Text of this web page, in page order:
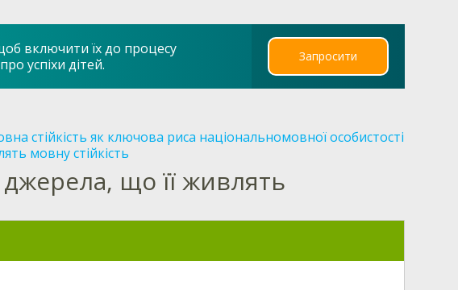
включити їх до процесу
успіхи дітей.
Запросити
стійкість як ключова риса національномовної особистості
мовну стійкість
джерела, що її живлять